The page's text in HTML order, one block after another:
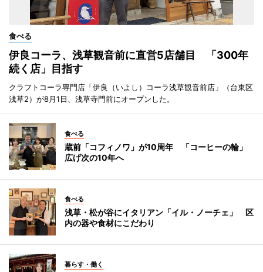
食べる
伊良コーラ、浅草観音前に直営5店舗目 「300年
続く店」目指す
クラフトコーラ専門店「伊良（いよし）コーラ浅草観音前店」（台東区
浅草2）が8月1日、浅草寺門前にオープンした。
食べる
蔵前「コフィノワ」が10周年 「コーヒーの輪」
広げ次の10年へ
食べる
浅草・松が谷にイタリアン「イル・ノーチェ」 区
内の器や食材にこだわり
暮らす・働く